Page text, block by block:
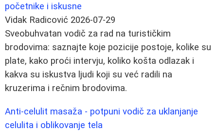
početnike i iskusne
Vidak Radicović 2026-07-29
Sveobuhvatan vodič za rad na turističkim
brodovima: saznajte koje pozicije postoje, kolike su
plate, kako proći intervju, koliko košta odlazak i
kakva su iskustva ljudi koji su već radili na
kruzerima i rečnim brodovima.
Anti-celulit masaža - potpuni vodič za uklanjanje
celulita i oblikovanje tela